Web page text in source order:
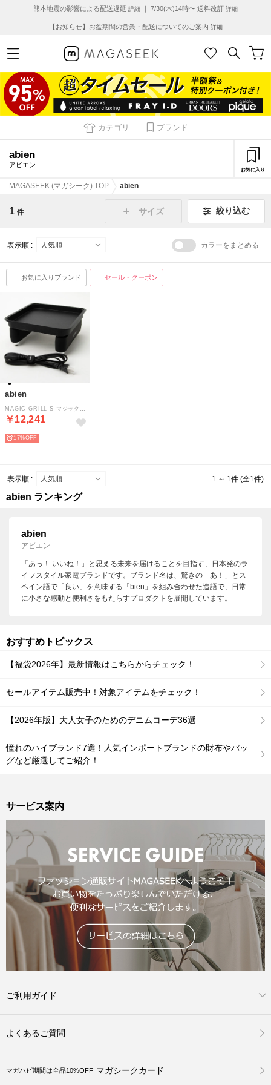
熊本地震の影響による配送遅延 詳細 ｜ 7/30(木)14時〜 送料改訂 詳細
【お知らせ】お盆期間の営業・配送についてのご案内 詳細
カテゴリ ブランド
abien
アビエン
お気に入り
MAGASEEK (マガシーク) TOP abien
1 件 サイズ 絞り込む
表示順 : カラーをまとめる
お気に入りブランド セール・クーポン
abien
￥12,241
17%
表示順 : 1 ～ 1件 (全1件)
abien ランキング
abien
アビエン
「あっ！ いいね！」と思える未来を届けることを目指す、日本発のラ
イフスタイル家電ブランドです。ブランド名は、驚きの「あ！」とス
ペイン語で「良い」を意味する「bien」を組み合わせた造語で、日常
に小さな感動と便利さをもたらすプロダクトを展開しています。
おすすめトピックス
【福袋2026年】最新情報はこちらからチェック！
セールアイテム販売中！対象アイテムをチェック！
【2026年版】大人女子のためのデニムコーデ36選
憧れのハイブランド7選！人気インポートブランドの財布やバッ
グなど厳選してご紹介！
サービス案内
ご利用ガイド
よくあるご質問
マガハピ期間は全品10%OFF マガシークカード